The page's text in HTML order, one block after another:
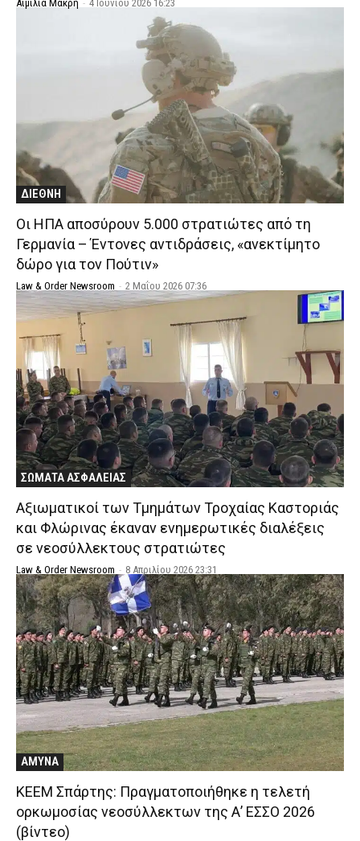
Αιμιλία Μακρή - 4 Ιουνίου 2026 16:23
ΔΙΕΘΝΗ
Οι ΗΠΑ αποσύρουν 5.000 στρατιώτες από τη
Γερμανία – Έντονες αντιδράσεις, «ανεκτίμητο
δώρο για τον Πούτιν»
Law & Order Newsroom - 2 Μαΐου 2026 07:36
ΣΩΜΑΤΑ ΑΣΦΑΛΕΙΑΣ
Aξιωματικοί των Τμημάτων Τροχαίας Καστοριάς
και Φλώρινας έκαναν ενημερωτικές διαλέξεις
σε νεοσύλλεκτους στρατιώτες
Law & Order Newsroom - 8 Απριλίου 2026 23:31
ΑΜΥΝΑ
ΚΕΕΜ Σπάρτης: Πραγματοποιήθηκε η τελετή
ορκωμοσίας νεοσύλλεκτων της Α’ ΕΣΣΟ 2026
(βίντεο)